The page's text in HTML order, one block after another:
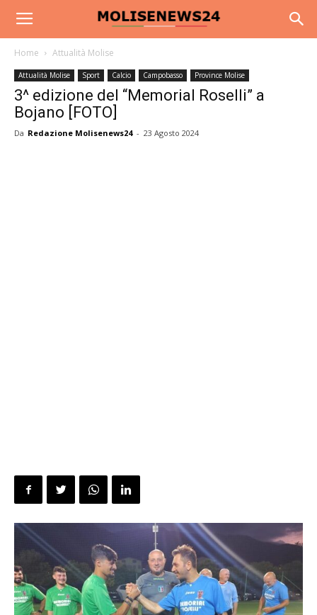
Home Attualità Molise
Attualità Molise Sport Calcio Campobasso Province Molise
3^ edizione del “Memorial Roselli” a
Bojano [FOTO]
Da Redazione Molisenews24 - 23 Agosto 2024